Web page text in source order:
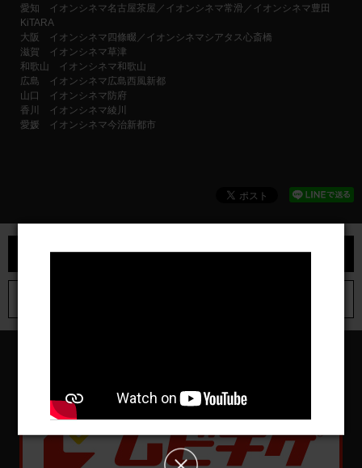
愛知 イオンシネマ名古屋茶屋／イオンシネマ常滑／イオンシネマ豊田
KiTARA
大阪 イオンシネマ四條畷／イオンシネマシアタス心斎橋
滋賀 イオンシネマ草津
和歌山 イオンシネマ和歌山
広島 イオンシネマ広島西風新都
山口 イオンシネマ防府
香川 イオンシネマ綾川
愛媛 イオンシネマ今治新都市
前の記事へ 次の記事へ